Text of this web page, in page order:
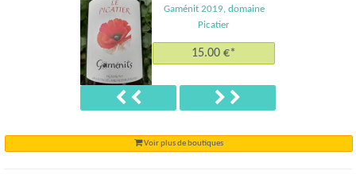
Gaménit 2019, domaine
Picatier
15.00 €*
Précédent Suivant
Voir plus de boutiques